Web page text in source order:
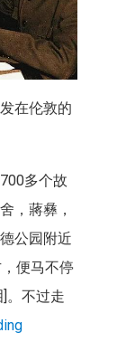
在伦敦的
多个故
，蔣彝，
公园附近
便马不停
不过走